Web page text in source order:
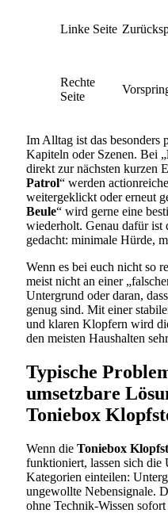
Linke Seite
Rechte
Seite
Im Alltag ist das besonders
Kapiteln oder Szenen. Bei „
direkt zur nächsten kurzen
Patrol“ werden
weitergeklickt oder erneut
Beule“ wird gerne eine
wiederholt. Genau dafür ist
gedacht: minimale Hürde,
Wenn es bei euch nicht so
meist nicht an einer
Untergrund oder daran,
genug sind. Mit einer
und klaren Klopfern wird
den meisten Haushalten
Typische
umsetzbare
Toniebox
Wenn die Toniebox
funktioniert, lassen sich die
Kategorien einteilen:
ungewollte Nebensignale.
ohne Technik-Wissen sofort